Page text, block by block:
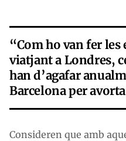
“Com ho van fer les
viatjant a Londres,
han d’agafar
Barcelona per
Consideren que amb